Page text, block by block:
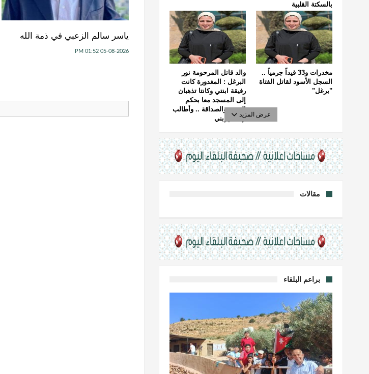
ياسر سالم الزعبي في ذمة الله
05-08-2026 01:52 PM
بالسكتة القلبية
والد قاتل المرحومة نور
البرغل : المغدورة كانت
رفيقة ابنتي وكانتا تذهبان
إلى المسجد معا بحكم
الجيرة والصداقة .. وأطالب
بإعدام إبني
مخدرات و33 قيداً جرمياً ..
السجل الأسود لقاتل الفتاة
"برغل"
عرض المزيد
مقالات
براعم البلقاء